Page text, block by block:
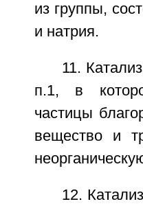
из группы,
и натрия.
11.
п.1, в
частицы
вещество и
12.